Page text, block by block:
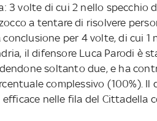
3 volte di cui 2 nello specchio
a tentare di risolvere
conclusione per 4 volte, di cui 1
il difensore Luca Parodi è
soltanto due, e ha
complessivo (100%).
efficace nelle fila del